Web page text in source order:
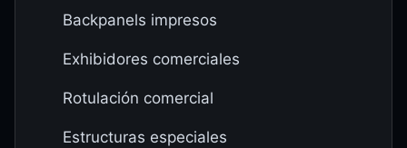
Backpanels impresos
Exhibidores comerciales
Rotulación comercial
Estructuras especiales